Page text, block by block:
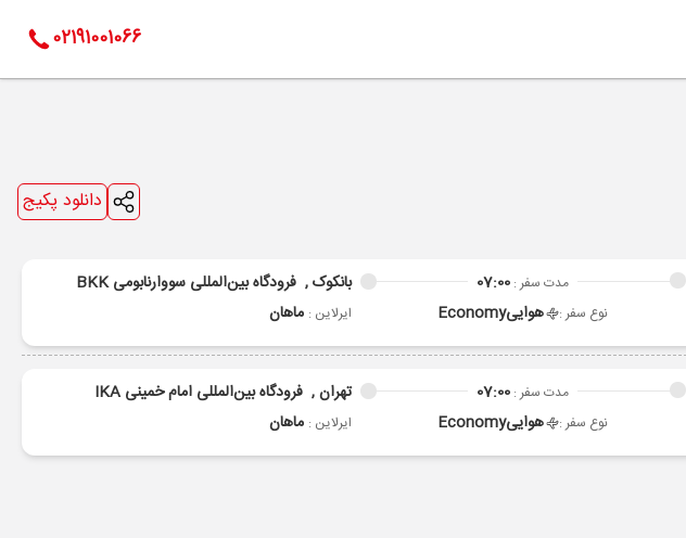
02191001066
دانلود پکیج
مدت سفر : 07:00
نوع سفر : هواییEconomy
بانکوک , فرودگاه بین‌المللی سووارنابومی BKK
ایرلاین : ماهان
مدت سفر : 07:00
نوع سفر : هواییEconomy
تهران , فرودگاه بین‌المللی امام خمینی IKA
ایرلاین : ماهان